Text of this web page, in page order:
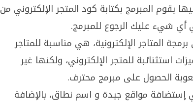
يقوم المبرمج بكتابة كود المتجر الإلكتروني من
أي شيء عليك الرجوع للمبرمج.
المتاجر الإلكترونية، هي مناسبة للمتاجر
استثنائبة للمتجر الإلكتروني، ولكنها غير
الحصول على مبرمج محترف.
إستضافة مواقع جيدة و اسم نطاق، بالإضافة